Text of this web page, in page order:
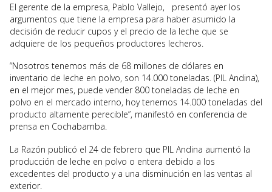
El gerente de la empresa, Pablo Vallejo, presentó ayer los
argumentos que tiene la empresa para haber asumido la
decisión de reducir cupos y el precio de la leche que se
adquiere de los pequeños productores lecheros.
“Nosotros tenemos más de 68 millones de dólares en
inventario de leche en polvo, son 14.000 toneladas. (PIL Andina),
en el mejor mes, puede vender 800 toneladas de leche en
polvo en el mercado interno, hoy tenemos 14.000 toneladas del
producto altamente perecible”, manifestó en conferencia de
prensa en Cochabamba.
La Razón publicó el 24 de febrero que PIL Andina aumentó la
producción de leche en polvo o entera debido a los
excedentes del producto y a una disminución en las ventas al
exterior.